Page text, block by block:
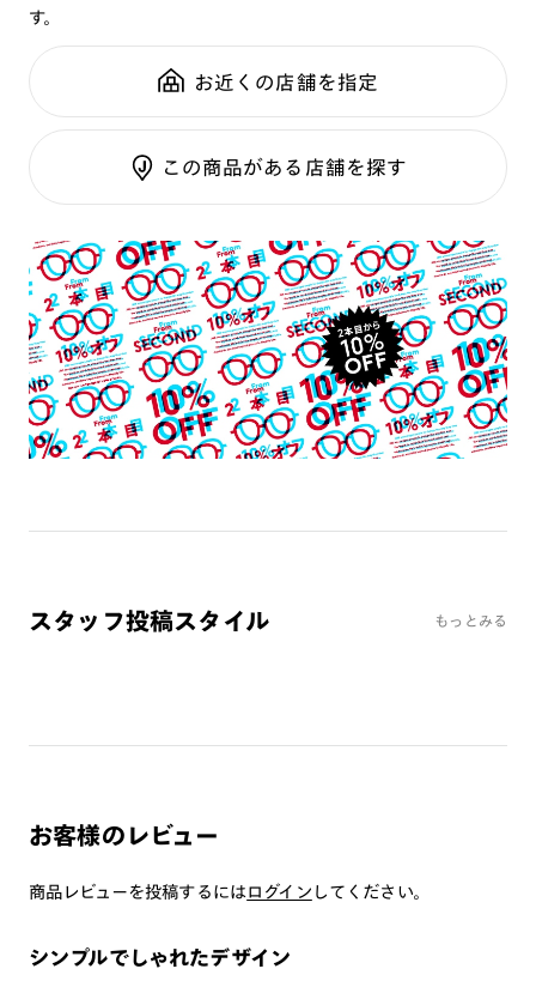
鼻パッド：
テンプル：樹脂
可視光調光SCREEN
調光レンズ
調光UVダブルカット
調光SCREEN
くもり止めレンズ
カラーレンズ：ダークカラー
カラーレンズ：ライトカラー
カラーレンズ：トレンドカラー
コンシーラーカラー
コンシーラーカラーUVダブルカット
偏光レンズ
アクティブレンズ
UVダブルカットレンズ
※注文時に【度つき】→【レンズ交換券を発行】をお選びのうえ、店頭にてオ
全国の店舗で無料フィッティング
修理のご相談もいつでもお気軽に
ご利用ガイド
す。
お近くの店舗を指定
この商品がある店舗を探す
スタッフ投稿スタイル もっとみる
お客様のレビュー
商品レビューを投稿するには ログイン してください。
シンプルでしゃれたデザイン